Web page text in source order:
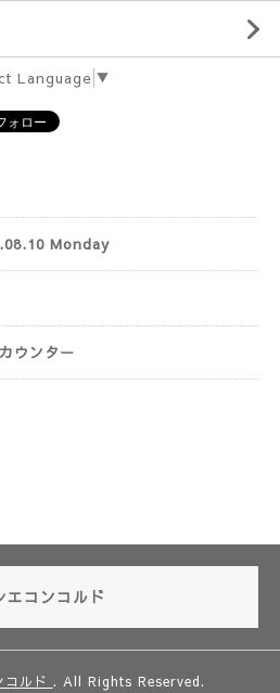
Language ▼
Monday
カウンター
エコンコルド
コルド . All Rights Reserved.